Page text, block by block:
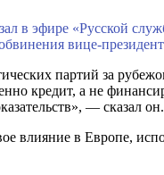
в эфире «Русской
вице-
партий за
кредит, а не
— сказал он.
в Европе,